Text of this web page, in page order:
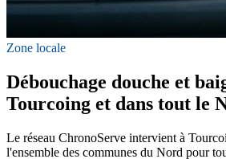
Zone locale
Débouchage douche et
Tourcoing et dans tout le
Le réseau ChronoServe intervient à
l'ensemble des communes du Nord pour